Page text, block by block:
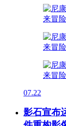
07.22
影石宣布